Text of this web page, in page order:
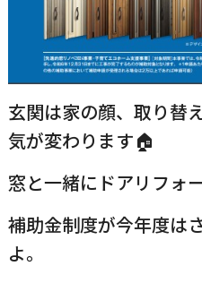
玄関は家の顔、取り替
気が変わります🏠
窓と一緒にドアリフォ
補助金制度が今年度は
よ。